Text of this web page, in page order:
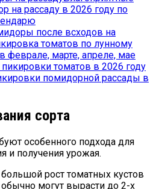
на рассаду в 2026 году по
томатов в 2026 году
помидорной рассады в
сорта
особенного подхода для
и получения урожая.
рост томатных кустов
могут вырасти до 2-х